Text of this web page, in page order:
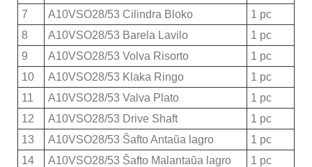
7
A10VSO28/53 Cilindra Bloko
1 pc
8
A10VSO28/53 Barela Lavilo
1 pc
9
A10VSO28/53 Volva Risorto
1 pc
10
A10VSO28/53 Klaka Ringo
1 pc
11
A10VSO28/53 Valva Plato
1 pc
12
A10VSO28/53 Drive Shaft
1 pc
13
A10VSO28/53 Ŝafto Antaŭa lagro
1 pc
14
A10VSO28/53 Ŝafto Malantaŭa lagro
1 pc